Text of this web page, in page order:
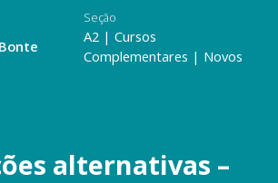
Seção
A2 | Cursos
Complementares | Novos
alternativas –